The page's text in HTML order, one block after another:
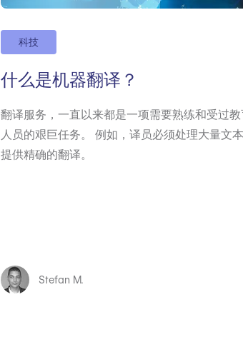
科技
什么是机器翻译？
翻译服务，一直以来都是一项需要熟练和受过
人员的艰巨任务。 例如，译员必须处理大量文
提供精确的翻译。
Stefan M.